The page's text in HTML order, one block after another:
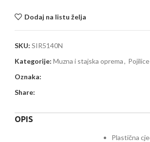
Dodaj na listu želja
SKU: SIR5140N
Kategorije: Muzna i stajska oprema, Pojilice
Oznaka:
Share:
OPIS
Plastična